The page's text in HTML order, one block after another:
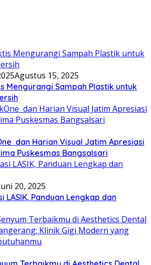
Agustus 15, 2025
Mengurangi Sampah Plastik untuk
dan Harian Visual Jatim Apresiasi
Puskesmas Bangsalsari
20, 2025
LASIK, Panduan Lengkap dan